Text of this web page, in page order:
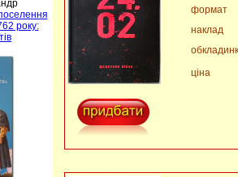
року:
формат
наклад
ціна